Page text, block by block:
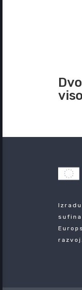
razvoj.